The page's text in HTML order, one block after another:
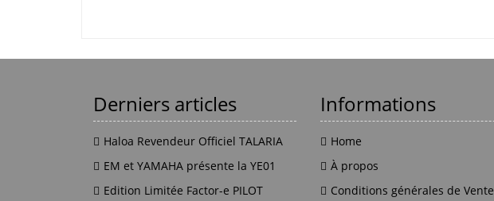
Derniers articles
Haloa Revendeur Officiel TALARIA
EM et YAMAHA présente la YE01
Edition Limitée Factor-e PILOT
Informations
Home
À propos
Conditions générales de Vente